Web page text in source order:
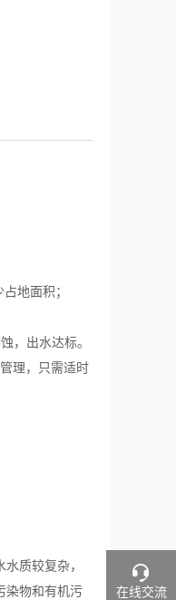
地面积；
，出水达标。
理，只需适时
质较复杂，
染物和有机污
在线交流